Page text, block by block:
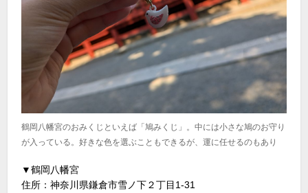
鶴岡八幡宮のおみくじといえば「鳩みくじ」。中には小さな鳩のお守り
が入っている。好きな色を選ぶこともできるが、運に任せるのもあり
▼鶴岡八幡宮
住所：神奈川県鎌倉市雪ノ下２丁目1-31